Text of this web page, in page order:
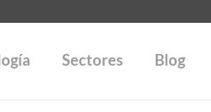
Sectores Blog